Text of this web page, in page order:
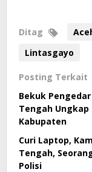
Ditag
Lintasgayo
Posting Terkait
Bekuk
Tengah
Kabupaten
Curi Laptop,
Tengah,
Polisi